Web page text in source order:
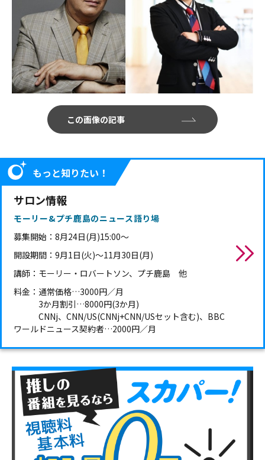
この画像の記事
もっと知りたい！
サロン情報
モーリー&プチ鹿島のニュース語り場
募集開始：8月24日(月)15:00～
開設期間：9月1日(火)～11月30日(月)
講師：モーリー・ロバートソン、プチ鹿島 他
料金：通常価格…3000円／月
3か月割引…8000円(3か月)
CNNj、CNN/US(CNNj+CNN/USセット含む)、BBC
ワールドニュース契約者…2000円／月